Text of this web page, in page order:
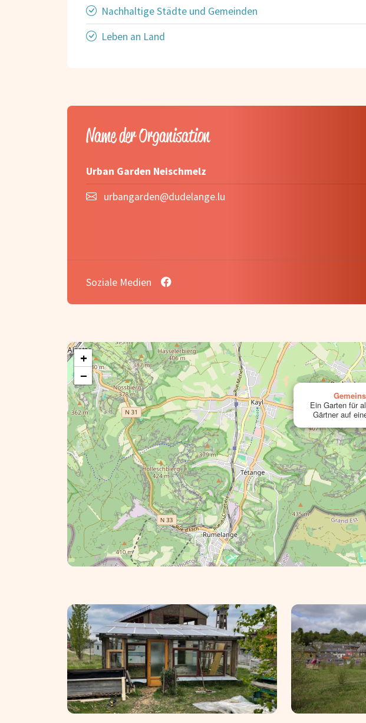
Nachhaltige Städte und Gemeinden
Leben an Land
Name der Organisation
Urban Garden Neischmelz
urbangarden@dudelange.lu
Soziale Medien
Ein Garten für
Gärtner auf
+
−